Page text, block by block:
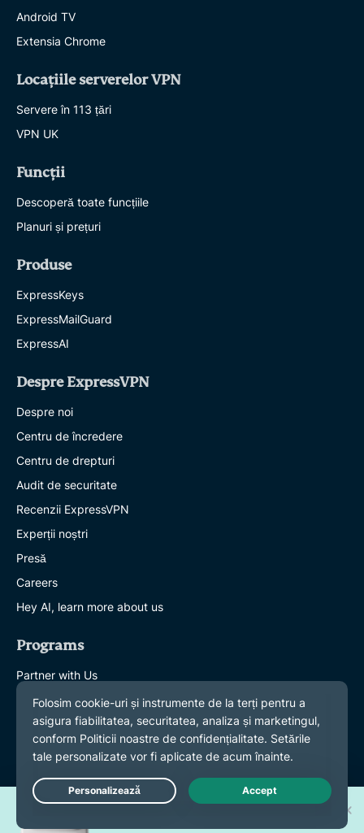
Android TV
Extensia Chrome
Locațiile serverelor VPN
Servere în 113 țări
VPN UK
Funcții
Descoperă toate funcțiile
Planuri și prețuri
Produse
ExpressKeys
ExpressMailGuard
ExpressAI
Despre ExpressVPN
Despre noi
Centru de încredere
Centru de drepturi
Audit de securitate
Recenzii ExpressVPN
Experții noștri
Presă
Careers
Hey AI, learn more about us
Programs
Partner with Us
Devino partenerul nostru
Afiliați
Influenceri
Get Help
Live Chat
Câștigă unul din 30 de